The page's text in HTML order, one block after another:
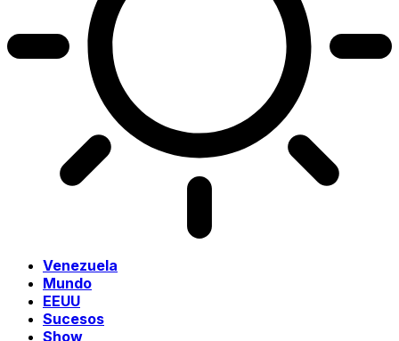
Venezuela
Mundo
EEUU
Sucesos
Show